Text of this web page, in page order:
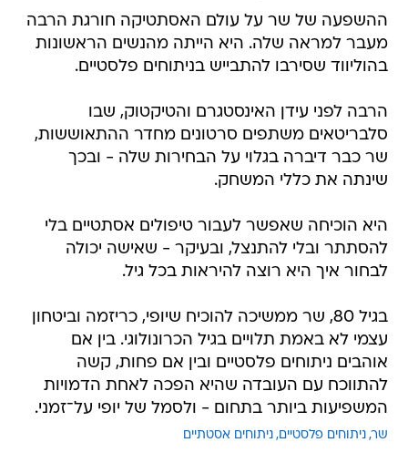
ההשפעה של שר על עולם האסתטיקה חורגת הרבה
מעבר למראה שלה. היא הייתה מהנשים הראשונות
בהוליווד שסירבו להתבייש בניתוחים פלסטיים.
הרבה לפני עידן האינסטגרם והטיקטוק, שבו
סלבריטאים משתפים סרטונים מחדר ההתאוששות,
שר כבר דיברה בגלוי על הבחירות שלה - ובכך
שינתה את כללי המשחק.
היא הוכיחה שאפשר לעבור טיפולים אסתטיים בלי
להסתתר ובלי להתנצל, ובעיקר - שאישה יכולה
לבחור איך היא רוצה להיראות בכל גיל.
בגיל 80, שר ממשיכה להוכיח שיופי, כריזמה וביטחון
עצמי לא באמת תלויים בגיל הכרונולוגי. בין אם
אוהבים ניתוחים פלסטיים ובין אם פחות, קשה
להתווכח עם העובדה שהיא הפכה לאחת הדמויות
המשפיעות ביותר בתחום - ולסמל של יופי על־זמני.
שר ניתוחים פלסטיים ניתוחים אסטתיים